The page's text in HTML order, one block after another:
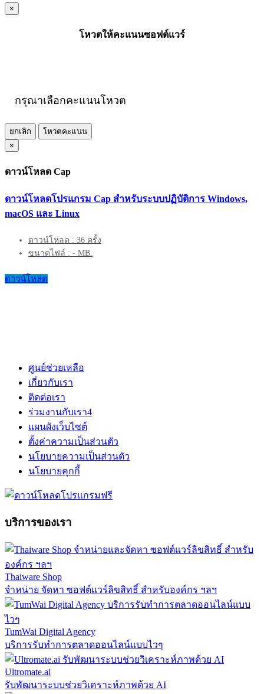
×
โหวตให้คะแนนซอฟต์แวร์
กรุณาเลือกคะแนนโหวต
ยกเลิก
โหวตคะแนน
×
ดาวน์โหลด Cap
ดาวน์โหลดโปรแกรม Cap สำหรับระบบปฏิบัติการ Windows,
macOS และ Linux
ดาวน์โหลด : 36 ครั้ง
ขนาดไฟล์ : - MB.
ดาวน์โหลด
ศูนย์ช่วยเหลือ
เกี่ยวกับเรา
ติดต่อเรา
ร่วมงานกับเรา4
แผนผังเว็บไซต์
ตั้งค่าความเป็นส่วนตัว
นโยบายความเป็นส่วนตัว
นโยบายคุกกี้
บริการของเรา
Thaiware Shop
จำหน่าย จัดหา ซอฟต์แวร์ลิขสิทธิ์ สำหรับองค์กร ฯลฯ
TumWai Digital Agency
บริการรับทำการตลาดออนไลน์แบบไวๆ
Ultromate.ai
รับพัฒนาระบบช่วยวิเคราะห์ภาพด้วย AI